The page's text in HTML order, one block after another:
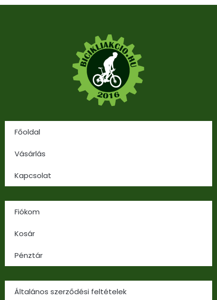
Főoldal
Vásárlás
Kapcsolat
Fiókom
Kosár
Pénztár
Általános szerződési feltételek